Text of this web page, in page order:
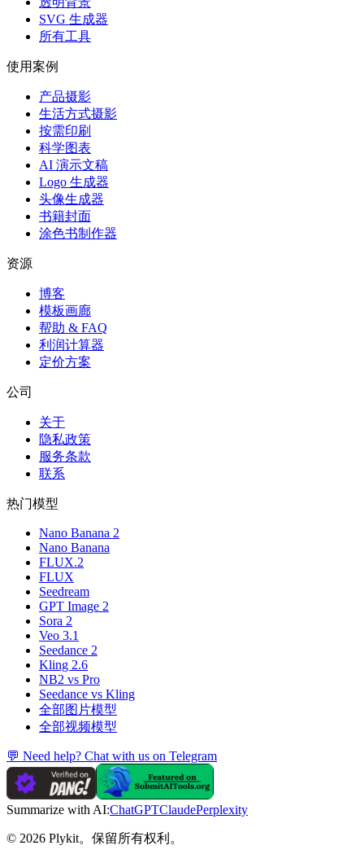
SVG 生成器
所有工具
使用案例
产品摄影
生活方式摄影
按需印刷
科学图表
AI 演示文稿
Logo 生成器
头像生成器
书籍封面
涂色书制作器
资源
博客
模板画廊
帮助 & FAQ
利润计算器
定价方案
公司
关于
隐私政策
服务条款
联系
热门模型
Nano Banana 2
Nano Banana
FLUX.2
FLUX
Seedream
GPT Image 2
Sora 2
Veo 3.1
Seedance 2
Kling 2.6
NB2 vs Pro
Seedance vs Kling
全部图片模型
全部视频模型
💬 Need help? Chat with us on Telegram
Summarize with AI:ChatGPTClaudePerplexity
© 2026 Plykit。保留所有权利。